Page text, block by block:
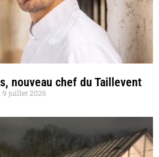
nouveau chef du Taillevent
9 juillet 2026